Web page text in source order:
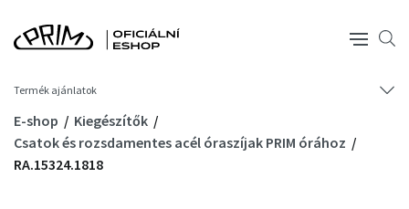
Termék ajánlatok
E-shop
Kiegészítők
Csatok és rozsdamentes acél óraszíjak PRIM órához
RA.15324.1818